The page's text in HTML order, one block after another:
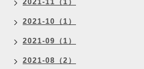
2021-11（1）
2021-10（1）
2021-09（1）
2021-08（2）